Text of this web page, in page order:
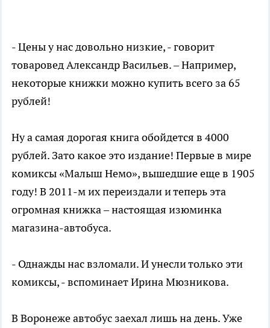
- Цены у нас довольно низкие, - говорит
товаровед Александр Васильев. – Например,
некоторые книжки можно купить всего за 65
рублей!
Ну а самая дорогая книга обойдется в 4000
рублей. Зато какое это издание! Первые в мире
комиксы «Малыш Немо», вышедшие еще в 1905
году! В 2011-м их переиздали и теперь эта
огромная книжка – настоящая изюминка
магазина-автобуса.
- Однажды нас взломали. И унесли только эти
комиксы, - вспоминает Ирина Мюзникова.
В Воронеже автобус заехал лишь на день. Уже